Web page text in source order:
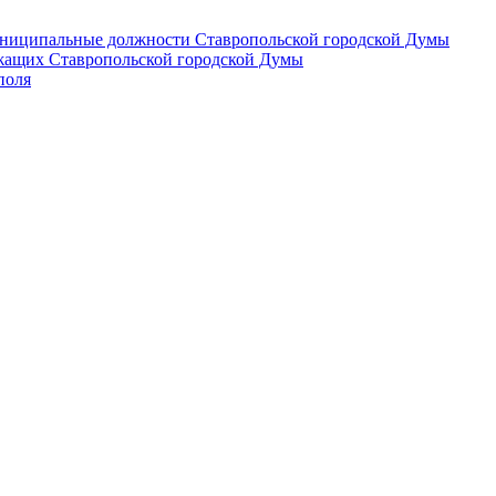
должности Ставропольской городской Думы
Ставропольской городской Думы